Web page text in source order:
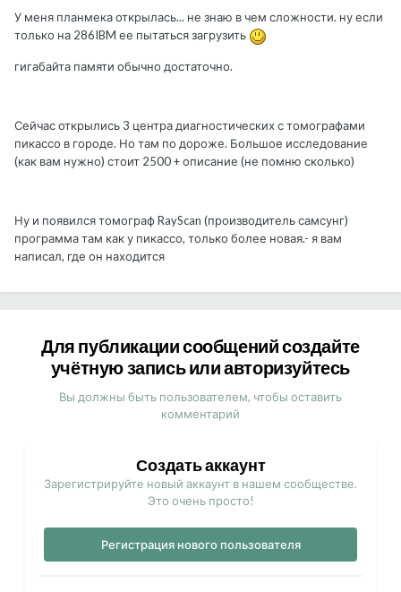
У меня планмека открылась... не знаю в чем сложности. ну если
только на 286IBM ее пытаться загрузить
гигабайта памяти обычно достаточно.
Сейчас открылись 3 центра диагностических с томографами
пикассо в городе. Но там по дороже. Большое исследование
(как вам нужно) стоит 2500 + описание (не помню сколько)
Ну и появился томограф RayScan (производитель самсунг)
программа там как у пикассо, только более новая.- я вам
написал, где он находится
Для публикации сообщений создайте
учётную запись или авторизуйтесь
Вы должны быть пользователем, чтобы оставить
комментарий
Создать аккаунт
Зарегистрируйте новый аккаунт в нашем сообществе.
Это очень просто!
Регистрация нового пользователя